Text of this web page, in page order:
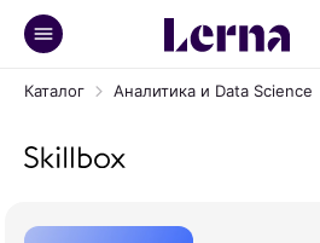
Каталог Аналитика и Data Science